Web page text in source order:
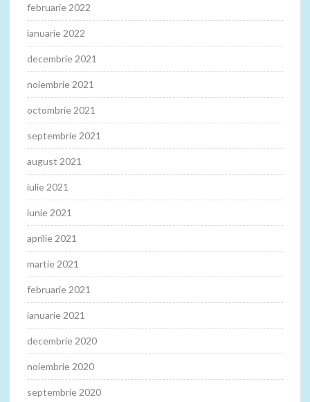
februarie 2022
ianuarie 2022
decembrie 2021
noiembrie 2021
octombrie 2021
septembrie 2021
august 2021
iulie 2021
iunie 2021
aprilie 2021
martie 2021
februarie 2021
ianuarie 2021
decembrie 2020
noiembrie 2020
septembrie 2020